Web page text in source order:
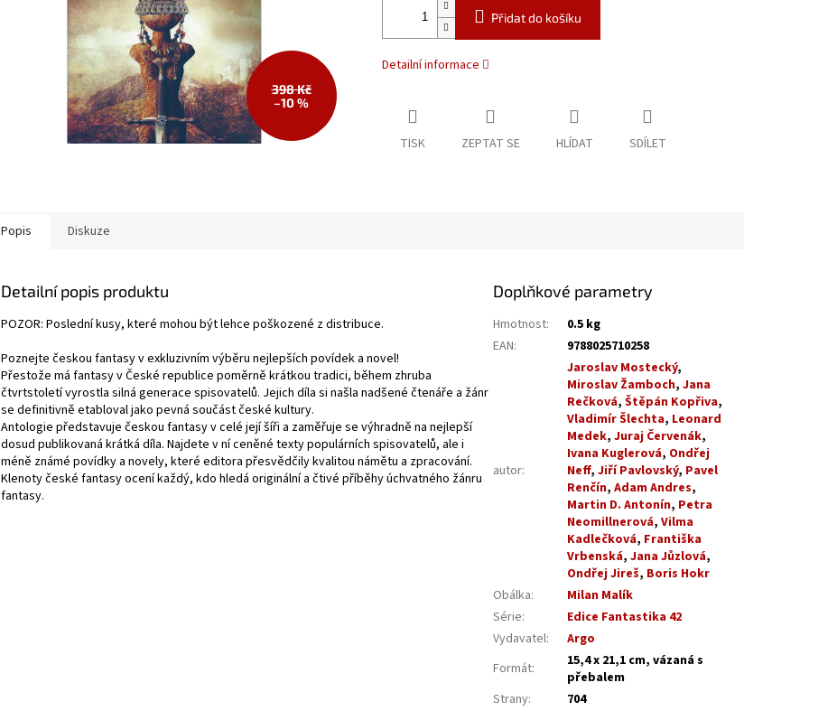
398 Kč
–10 %
Přidat do košíku
Detailní informace
TISK ZEPTAT SE HLÍDAT SDÍLET
Popis Diskuze
Detailní popis produktu
POZOR: Poslední kusy, které mohou být lehce poškozené z distribuce.
Poznejte českou fantasy v exkluzivním výběru nejlepších povídek a novel!
Přestože má fantasy v České republice poměrně krátkou tradici, během zhruba
čtvrtstoletí vyrostla silná generace spisovatelů. Jejich díla si našla nadšené čtenáře a žánr
se definitivně etabloval jako pevná součást české kultury.
Antologie představuje českou fantasy v celé její šíři a zaměřuje se výhradně na nejlepší
dosud publikovaná krátká díla. Najdete v ní ceněné texty populárních spisovatelů, ale i
méně známé povídky a novely, které editora přesvědčily kvalitou námětu a zpracování.
Klenoty české fantasy ocení každý, kdo hledá originální a čtivé příběhy úchvatného žánru
fantasy.
Doplňkové parametry
Hmotnost:
0.5 kg
EAN: 9788025710258
autor:
Jaroslav Mostecký,
Miroslav Žamboch,Jana
Rečková,Štěpán Kopřiva,
Vladimír Šlechta, Leonard
Medek,Juraj Červenák,
Ivana Kuglerová, Ondřej
Neff,Jiří Pavlovský, Pavel
Renčín,Adam Andres,
Martin D. Antonín, Petra
Neomillnerová,Vilma
Kadlečková, Františka
Vrbenská,Jana Jůzlová,
Ondřej Jireš, Boris Hokr
Obálka:
Milan Malík
Série:
Edice Fantastika 42
Vydavatel:
Argo
Formát:
15,4 x 21,1 cm, vázaná s
přebalem
Strany:
704